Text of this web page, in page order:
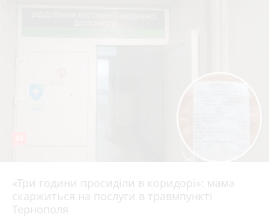
«Три години просиділи в коридорі»: мама
скаржиться на послуги в травмпункті
Тернополя
8 серпня 2026 р.